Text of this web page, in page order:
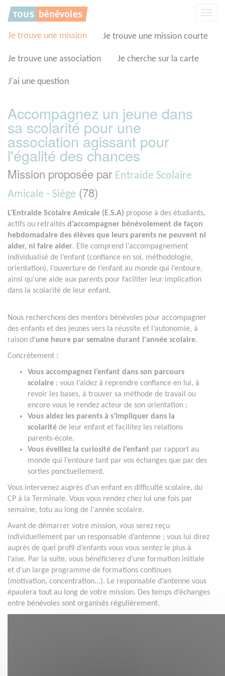
Je trouve une mission Je trouve une mission courte
Je trouve une association Je cherche sur la carte
J'ai une question
Accompagnez un jeune dans
sa scolarité pour une
association agissant pour
l'égalité des chances
Mission proposée par Entraide Scolaire
Amicale - Siège (78)
L’Entraide Scolaire Amicale (E.S.A) propose à des étudiants,
actifs ou retraités d’accompagner bénévolement de façon
hebdomadaire des élèves que leurs parents ne peuvent ni
aider, ni faire aider. Elle comprend l’accompagnement
individualisé de l’enfant (confiance en soi, méthodologie,
orientation), l’ouverture de l’enfant au monde qui l’entoure,
ainsi qu’une aide aux parents pour faciliter leur implication
dans la scolarité de leur enfant.
Nous recherchons des mentors bénévoles pour accompagner
des enfants et des jeunes vers la réussite et l’autonomie, à
raison d'une heure par semaine durant l'année scolaire.
Concrètement :
Vous accompagnez l’enfant dans son parcours
scolaire : vous l’aidez à reprendre confiance en lui, à
revoir les bases, à trouver sa méthode de travail ou
encore vous le rendez acteur de son orientation ;
Vous aidez les parents à s’impliquer dans la
scolarité de leur enfant et facilitez les relations
parents-école.
Vous éveillez la curiosité de l’enfant par rapport au
monde qui l’entoure tant par vos échanges que par des
sorties ponctuellement.
Vous intervenez auprès d’un enfant en difficulté scolaire, du
CP à la Terminale. Vous vous rendez chez lui une fois par
semaine, totu au long de l'année scolaire.
Avant de démarrer votre mission, vous serez reçu
individuellement par un responsable d’antenne ; vous lui direz
auprès de quel profil d’enfants vous vous sentez le plus à
l’aise. Par la suite, vous bénéficierez d’une formation initiale
et d’un large programme de formations continues
(motivation, concentration...). Le responsable d’antenne vous
épaulera tout au long de votre mission. Des temps d’échanges
entre bénévoles sont organisés régulièrement.
Panneau de gestion des cookies